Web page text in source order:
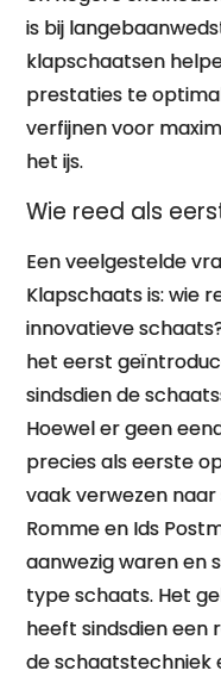
is bij
klapschaatsen
prestaties te
verfijnen voor
het ijs.
Wie reed als
Een veelgestelde
Klapschaats is: wie
innovatieve
het eerst
sindsdien de
Hoewel er geen
precies als eerste
vaak verwezen
Romme en Ids
aanwezig waren en
type schaats. Het
heeft sindsdien
de schaatstechniek